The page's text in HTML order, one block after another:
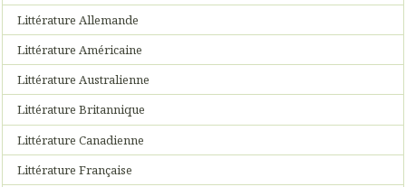
Littérature Allemande
Littérature Américaine
Littérature Australienne
Littérature Britannique
Littérature Canadienne
Littérature Française